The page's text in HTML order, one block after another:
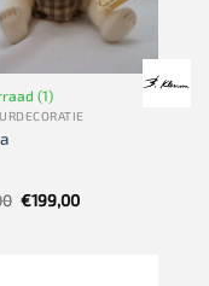
(1)
Oorspronkelijke
prijs
€199,00Huidige